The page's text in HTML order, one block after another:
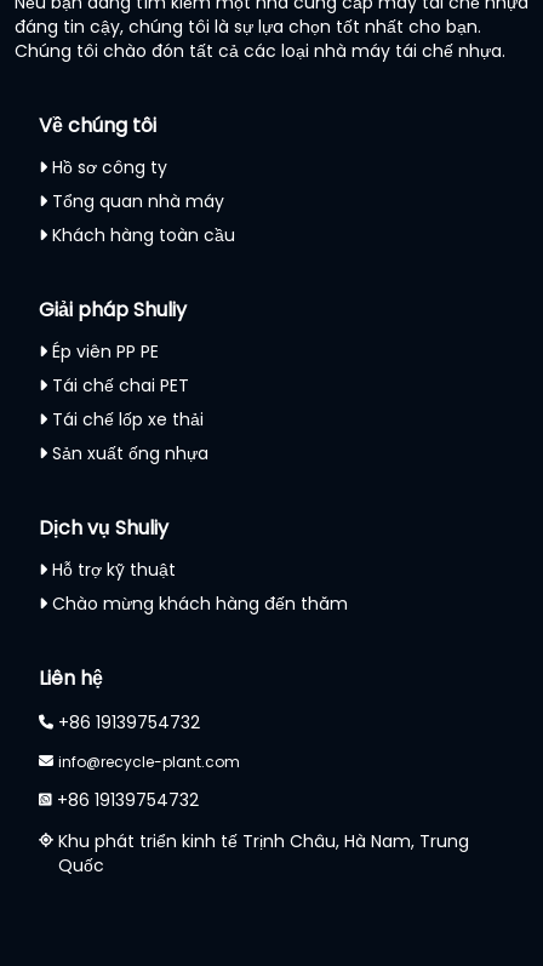
đáng tin cậy, chúng tôi là sự lựa chọn tốt nhất cho bạn.
Chúng tôi chào đón tất cả các loại nhà máy tái chế nhựa.
Về chúng tôi
Hồ sơ công ty
Tổng quan nhà máy
Khách hàng toàn cầu
Giải pháp Shuliy
Ép viên PP PE
Tái chế chai PET
Tái chế lốp xe thải
Sản xuất ống nhựa
Dịch vụ Shuliy
Hỗ trợ kỹ thuật
Chào mừng khách hàng đến thăm
Liên hệ
+86 19139754732
info@recycle-plant.com
+86 19139754732
Khu phát triển kinh tế Trịnh Châu, Hà Nam, Trung
Quốc